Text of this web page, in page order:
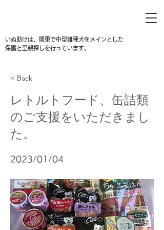
いぬ助けは、関東で中型雑種犬をメインとした
保護と里親探しを行っています。
< Back
レトルトフード、缶詰類
のご支援をいただきまし
た。
2023/01/04